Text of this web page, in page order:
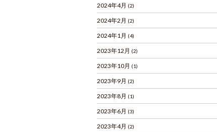
2024年4月 (2)
2024年2月 (2)
2024年1月 (4)
2023年12月 (2)
2023年10月 (1)
2023年9月 (2)
2023年8月 (1)
2023年6月 (3)
2023年4月 (2)